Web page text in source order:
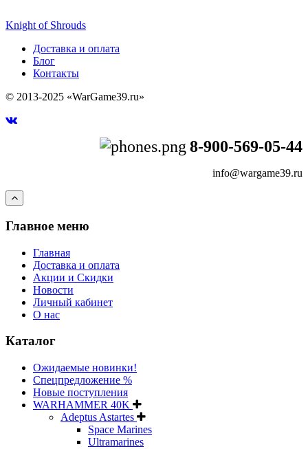
Knight of Shrouds
Доставка и оплата
Блог
Контакты
© 2013-2025 «WarGame39.ru»
8-900-569-05-44
info@wargame39.ru
Главное меню
Главная
Доставка и оплата
Акции и Скидки
Новости
Личный кабинет
О нас
Каталог
Ожидаемые новинки!
Спецпредложение %
Новые поступления
WARHAMMER 40K
Adeptus Astartes
Space Marines
Ultramarines